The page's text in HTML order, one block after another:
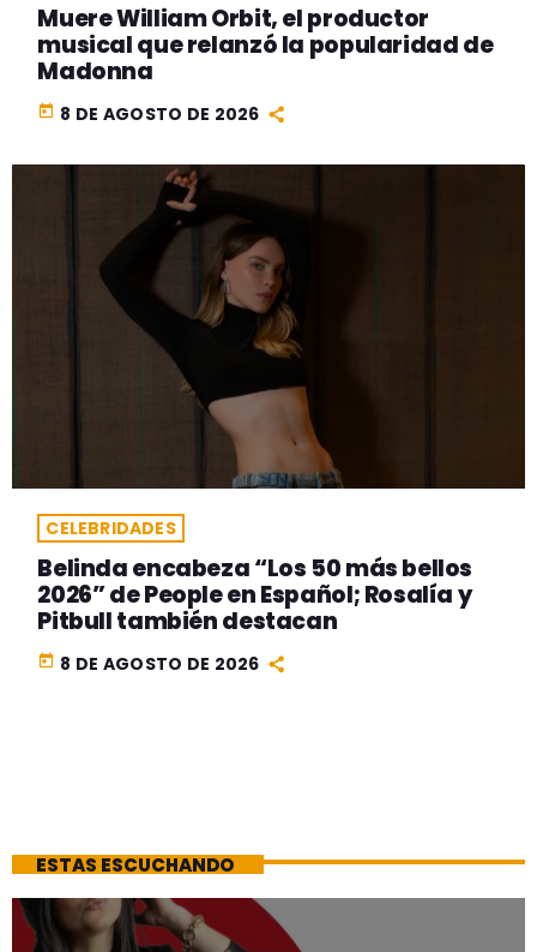
Muere William Orbit, el productor
musical que relanzó la popularidad de
Madonna
today 8 DE AGOSTO DE 2026
CELEBRIDADES
Belinda encabeza “Los 50 más bellos
2026” de People en Español; Rosalía y
Pitbull también destacan
today 8 DE AGOSTO DE 2026
ESTAS ESCUCHANDO